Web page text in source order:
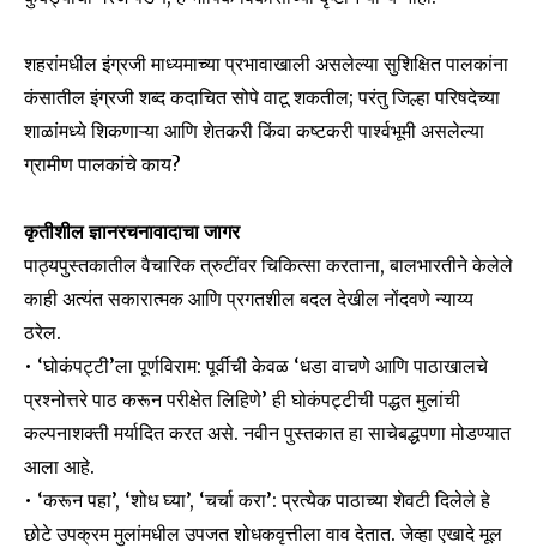
शहरांमधील इंग्रजी माध्यमाच्या प्रभावाखाली असलेल्या सुशिक्षित पालकांना
कंसातील इंग्रजी शब्द कदाचित सोपे वाटू शकतील; परंतु जिल्हा परिषदेच्या
शाळांमध्ये शिकणाऱ्या आणि शेतकरी किंवा कष्टकरी पार्श्वभूमी असलेल्या
ग्रामीण पालकांचे काय?
कृतीशील ज्ञानरचनावादाचा जागर
पाठ्यपुस्तकातील वैचारिक त्रुटींवर चिकित्सा करताना, बालभारतीने केलेले
काही अत्यंत सकारात्मक आणि प्रगतशील बदल देखील नोंदवणे न्याय्य
ठरेल.
• ‘घोकंपट्टी’ला पूर्णविराम: पूर्वीची केवळ ‘धडा वाचणे आणि पाठाखालचे
प्रश्नोत्तरे पाठ करून परीक्षेत लिहिणे’ ही घोकंपट्टीची पद्धत मुलांची
कल्पनाशक्ती मर्यादित करत असे. नवीन पुस्तकात हा साचेबद्धपणा मोडण्यात
आला आहे.
• ‘करून पहा’, ‘शोध घ्या’, ‘चर्चा करा’: प्रत्येक पाठाच्या शेवटी दिलेले हे
छोटे उपक्रम मुलांमधील उपजत शोधकवृत्तीला वाव देतात. जेव्हा एखादे मूल